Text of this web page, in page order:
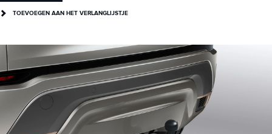
TOEVOEGEN AAN HET VERLANGLIJSTJE